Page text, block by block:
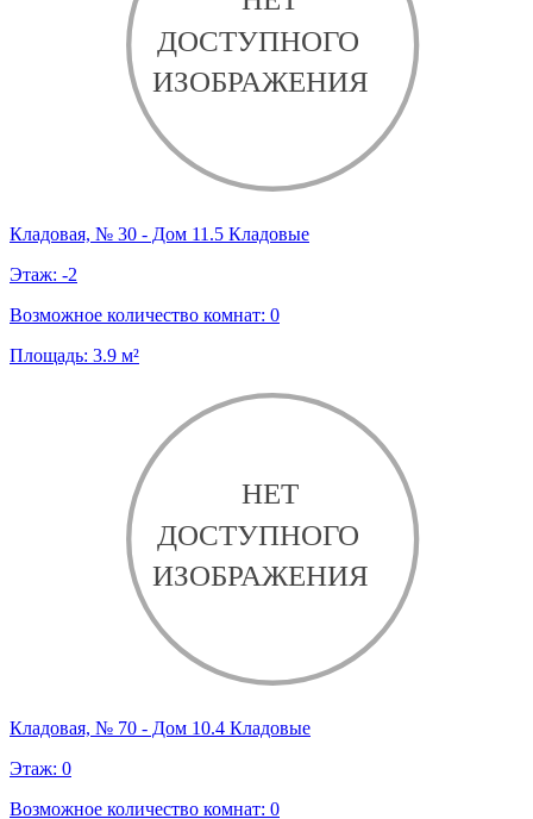
Кладовая, № 30 - Дом 11.5 Кладовые
Этаж: -2
Возможное количество комнат: 0
Площадь: 3.9 м²
Кладовая, № 70 - Дом 10.4 Кладовые
Этаж: 0
Возможное количество комнат: 0